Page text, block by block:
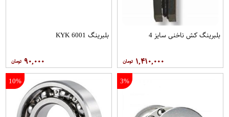
بلبرینگ کش ناخنی سایز 4
۱,۴۱۰,۰۰۰
بلبرینگ 6001 KYK
۹۰,۰۰۰
3%
10%